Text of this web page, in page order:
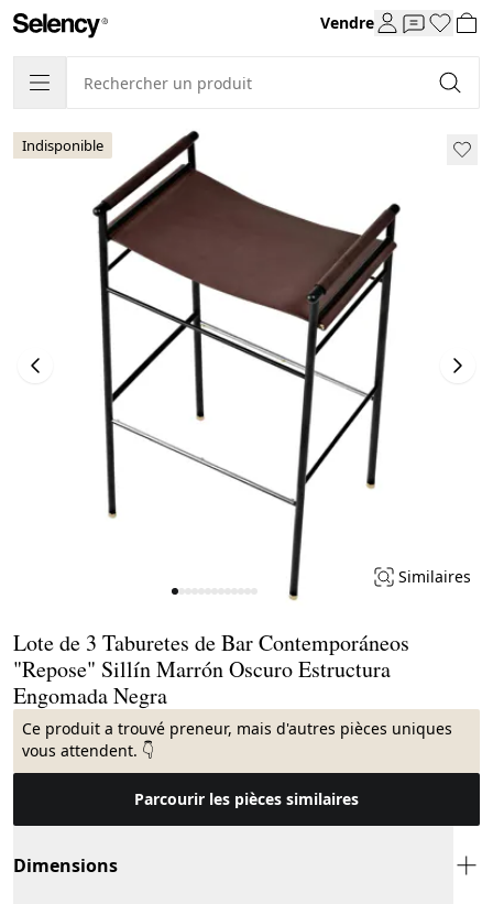
Vendre
Indisponible
Similaires
Lote de 3 Taburetes de Bar Contemporáneos
"Repose" Sillín Marrón Oscuro Estructura
Engomada Negra
Ce produit a trouvé preneur, mais d'autres pièces uniques
vous attendent. 👇
Parcourir les pièces similaires
Dimensions